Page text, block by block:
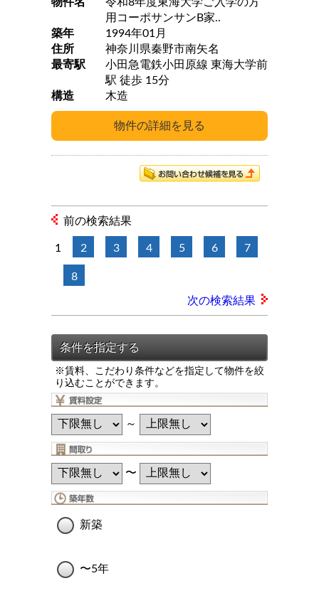
用コーポサンサンB家..
築年
1994年01月
住所
神奈川県秦野市南矢名
最寄駅
小田急電鉄小田原線 東海大学前
駅 徒歩 15分
構造
木造
前の検索結果
1 2 3 4 5 6 7
8
次の検索結果
※賃料、こだわり条件などを指定して物件を絞
り込むことができます。
～
〜
新築
〜5年